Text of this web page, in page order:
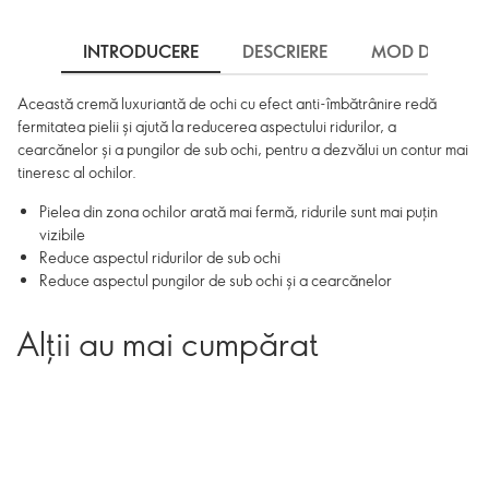
INTRODUCERE DESCRIERE MOD DE
Această cremă luxuriantă de ochi cu efect anti-îmbătrânire redă
fermitatea pielii și ajută la reducerea aspectului ridurilor, a
cearcănelor și a pungilor de sub ochi, pentru a dezvălui un contur mai
tineresc al ochilor.
Pielea din zona ochilor arată mai fermă, ridurile sunt mai puțin
vizibile
Reduce aspectul ridurilor de sub ochi
Reduce aspectul pungilor de sub ochi și a cearcănelor
Alții au mai cumpărat